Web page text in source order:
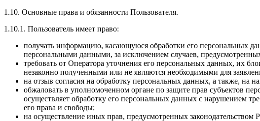
1.10. Основные права и обязанности Пользователя.
1.10.1. Пользователь имеет право:
получать информацию, касающуюся обработки его персональных
персональными данными, за исключением случаев,
требовать от Оператора уточнения его персональных данных, их
незаконно полученными или не являются необходимыми для
на отзыв согласия на обработку персональных данных, а также, на
обжаловать в уполномоченном органе по защите прав субъектов
осуществляет обработку его персональных данных с нарушением
его права и свободы;
на осуществление иных прав, предусмотренных законодательством